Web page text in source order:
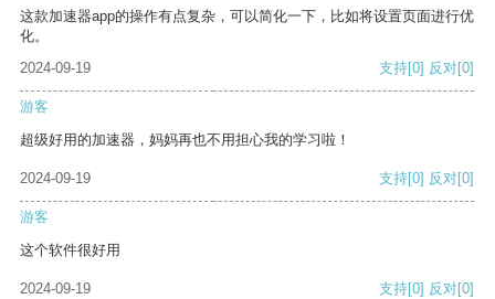
这款加速器app的操作有点复杂，可以简化一下，比如将设置页面进行优
化。
2024-09-19
支持[0] 反对[0]
游客
超级好用的加速器，妈妈再也不用担心我的学习啦！
2024-09-19 支持[0] 反对[0]
游客
这个软件很好用
2024-09-19 支持[0] 反对[0]